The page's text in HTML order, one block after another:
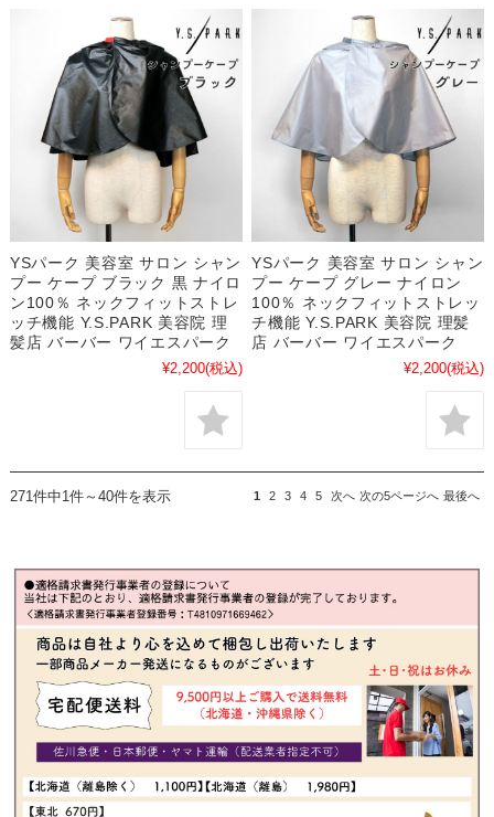
YSパーク 美容室 サロン シャン
プー ケープ ブラック 黒 ナイロ
ン100％ ネックフィットストレ
ッチ機能 Y.S.PARK 美容院 理
髪店 バーバー ワイエスパーク
¥2,200(税込)
YSパーク 美容室 サロン シャン
プー ケープ グレー ナイロン
100％ ネックフィットストレッ
チ機能 Y.S.PARK 美容院 理髪
店 バーバー ワイエスパーク
¥2,200(税込)
271件中1件～40件を表示 1 2 3 4 5 次へ 次の5ページへ 最後へ